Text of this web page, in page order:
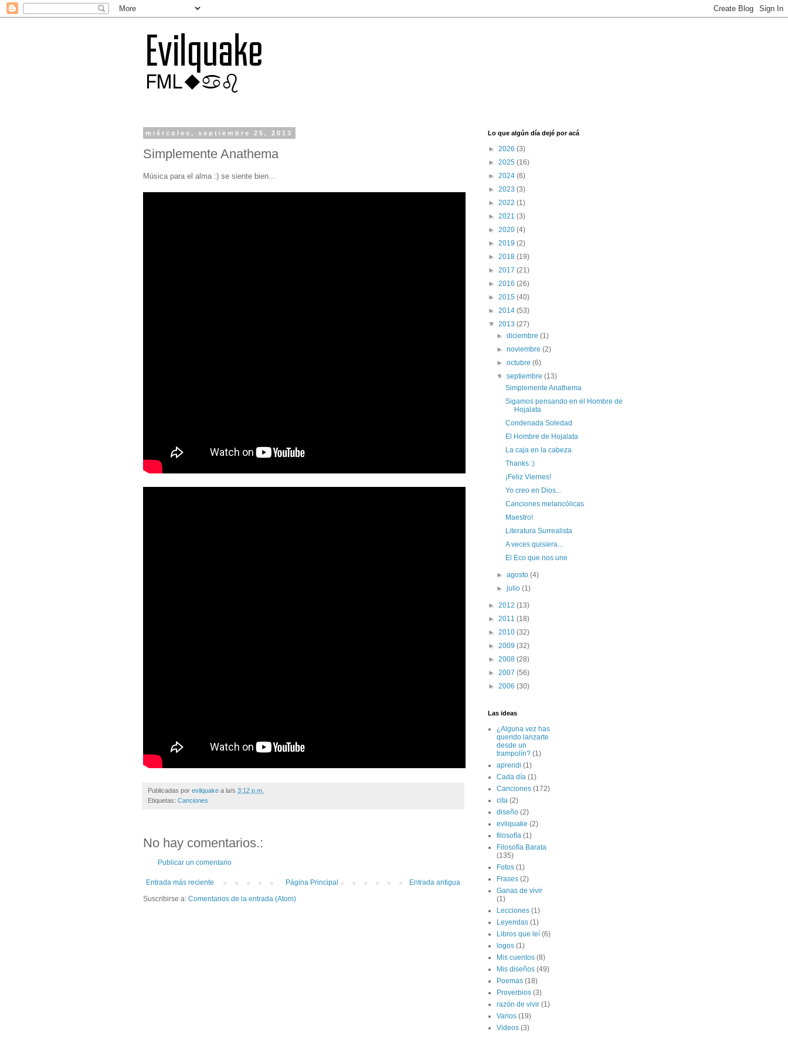
miércoles, septiembre 25, 2013
Simplemente Anathema
Música para el alma :) se siente bien...
Publicadas por evilquake a la/s 3:12 p.m.
Etiquetas: Canciones
No hay comentarios.:
Publicar un comentario
Entrada más reciente Entrada antigua
Página Principal
Suscribirse a: Comentarios de la entrada (Atom)
Lo que algún día dejé por acá
► 2026 (3)
► 2025 (16)
► 2024 (6)
► 2023 (3)
► 2022 (1)
► 2021 (3)
► 2020 (4)
► 2019 (2)
► 2018 (19)
► 2017 (21)
► 2016 (26)
► 2015 (40)
► 2014 (53)
▼ 2013 (27)
►diciembre(1)
►noviembre(2)
►octubre(6)
▼septiembre(13)
Simplemente Anathema
Sigamos pensando en el Hombre de
Hojalata
Condenada Soledad
El Hombre de Hojalata
La caja en la cabeza
Thanks :)
¡Feliz Viernes!
Yo creo en Dios...
Canciones melancólicas
Maestro!
Literatura Surrealista
A veces quisiera...
El Eco que nos une
►agosto(4)
►julio(1)
► 2012 (13)
► 2011 (18)
► 2010 (32)
► 2009 (32)
► 2008 (28)
► 2007 (56)
► 2006 (30)
Las ideas
¿Alguna vez has
querido lanzarte
desde un
trampolín? (1)
aprendi (1)
Cada día (1)
Canciones (172)
cita (2)
diseño (2)
evilquake (2)
filosofía (1)
Filosofía Barata
(135)
Fotos (1)
Frases (2)
Ganas de vivir
(1)
Lecciones (1)
Leyendas (1)
Libros que leí (6)
logos (1)
Mis cuentos (8)
Mis diseños (49)
Poemas (18)
Proverbios (3)
razón de vivir (1)
Varios (19)
Videos (3)